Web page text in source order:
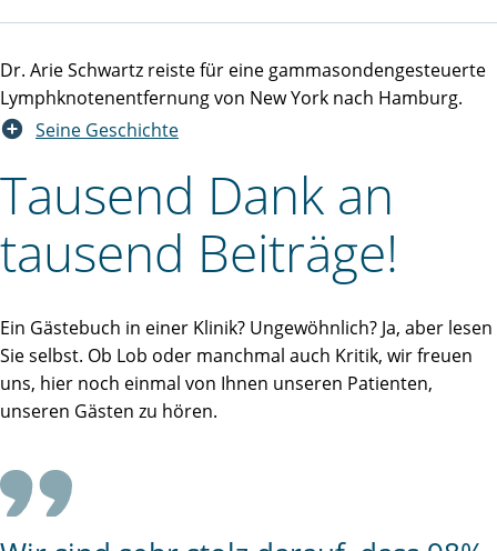
Dr. Arie Schwartz reiste für eine gammasondengesteuerte
Lymphknotenentfernung von New York nach Hamburg.
Seine Geschichte
Tausend Dank an
tausend Beiträge!
Ein Gästebuch in einer Klinik? Ungewöhnlich? Ja, aber lesen
Sie selbst. Ob Lob oder manchmal auch Kritik, wir freuen
uns, hier noch einmal von Ihnen unseren Patienten,
unseren Gästen zu hören.